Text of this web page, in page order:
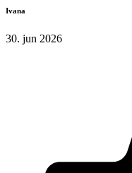
Ivana
30. jun 2026